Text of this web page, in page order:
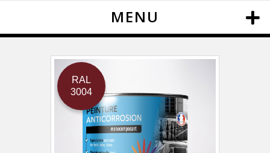
MENU
RAL
3004